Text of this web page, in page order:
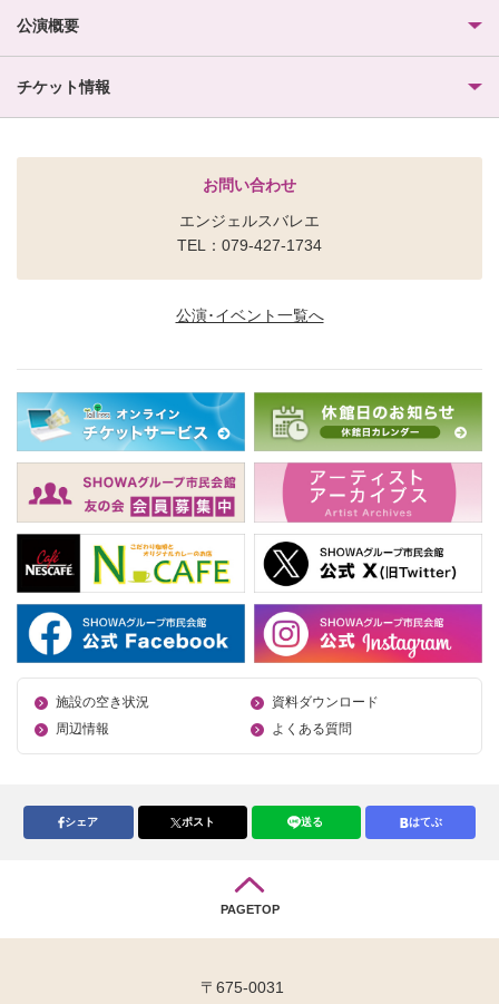
公演概要
チケット情報
お問い合わせ
エンジェルスバレエ
TEL：079-427-1734
公演･イベント一覧へ
施設の空き状況
資料ダウンロード
周辺情報
よくある質問
シェア ポスト 送る はてぶ
PAGETOP
〒675-0031